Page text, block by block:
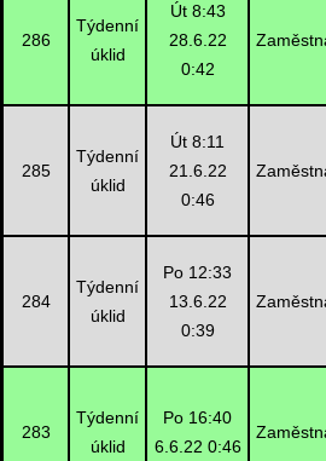
286
Týdenní
úklid
Út 8:43
28.6.22
0:42
285
Týdenní
úklid
Út 8:11
21.6.22
0:46
284
Týdenní
úklid
Po 12:33
13.6.22
0:39
283
Týdenní
úklid
Po 16:40
6.6.22 0:46